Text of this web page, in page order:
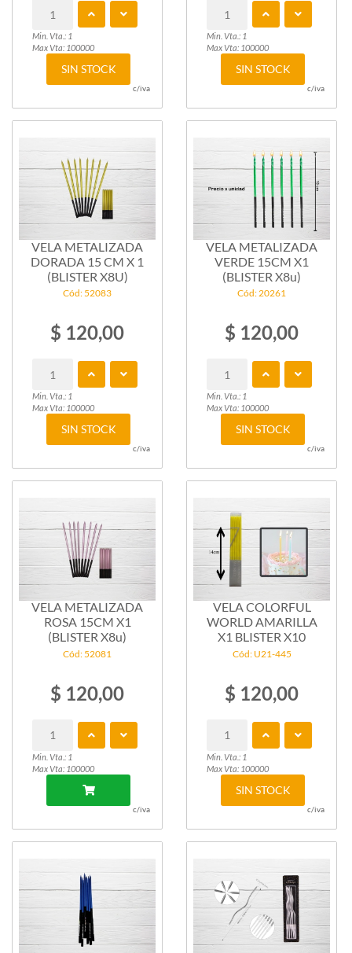
Min. Vta.: 1
Max Vta: 100000
SIN STOCK
c/iva
Min. Vta.: 1
Max Vta: 100000
SIN STOCK
c/iva
VELA METALIZADA
DORADA 15 CM X 1
(BLISTER X8U)
Cód: 52083
$ 120,00
Min. Vta.: 1
Max Vta: 100000
SIN STOCK
c/iva
VELA METALIZADA
VERDE 15CM X1
(BLISTER X8u)
Cód: 20261
$ 120,00
Min. Vta.: 1
Max Vta: 100000
SIN STOCK
c/iva
VELA METALIZADA
ROSA 15CM X1
(BLISTER X8u)
Cód: 52081
$ 120,00
Min. Vta.: 1
Max Vta: 100000
c/iva
VELA COLORFUL
WORLD AMARILLA
X1 BLISTER X10
Cód: U21-445
$ 120,00
Min. Vta.: 1
Max Vta: 100000
SIN STOCK
c/iva